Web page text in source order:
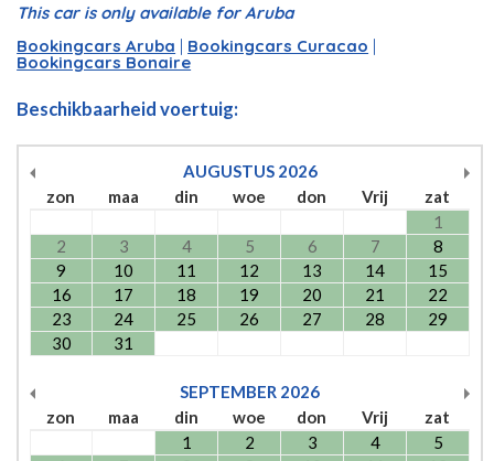
This car is only available for Aruba
Bookingcars Aruba | Bookingcars Curacao |
Bookingcars Bonaire
Beschikbaarheid voertuig:
AUGUSTUS 2026
zon
maa din woe don Vrij
zat
1
2
3 4 5 6 7
8
9
10 11 12 13 14
15
16
17 18 19 20 21
22
23
24 25 26 27 28
29
30
31
SEPTEMBER 2026
zon
maa din woe don Vrij
zat
1
2 3 4
5